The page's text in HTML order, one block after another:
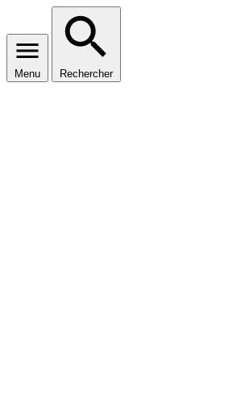
Menu Rechercher